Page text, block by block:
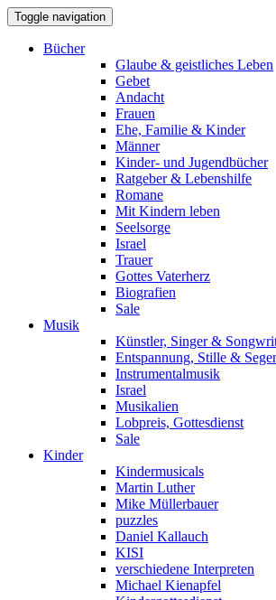
Toggle navigation
Bücher
Glaube & geistliches Leben
Gebet
Andacht
Frauen
Ehe, Familie & Kinder
Männer
Kinder- und Jugendbücher
Ratgeber & Lebenshilfe
Romane
Mit Kindern leben
Seelsorge
Israel
Trauer
Gottes Vaterherz
Biografien
Sale
Musik
Künstler, Singer &
Entspannung, Stille &
Instrumentalmusik
Israel
Musikalien
Lobpreis, Gottesdienst
Sale
Kinder
Kindermusicals
Martin Luther
Mike Müllerbauer
puzzles
Daniel Kallauch
KISI
verschiedene Interpreten
Michael Kienapfel